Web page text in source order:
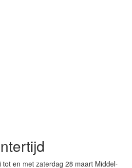
en met zaterdag 28 maart Middel-